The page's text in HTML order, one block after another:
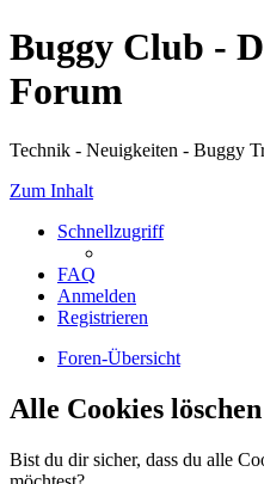
Buggy Club -
Forum
Technik - Neuigkeiten - Buggy
Zum Inhalt
Schnellzugriff
FAQ
Anmelden
Registrieren
Foren-Übersicht
Alle Cookies löschen
Bist du dir sicher, dass du alle